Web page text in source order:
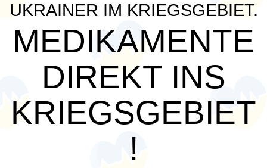
UKRAINER IM KRIEGSGEBIET.
MEDIKAMENTE
DIREKT INS
KRIEGSGEBIET
!